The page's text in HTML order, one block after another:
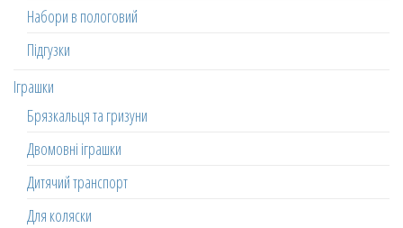
Набори в пологовий
Підгузки
Іграшки
Брязкальця та гризуни
Двомовні іграшки
Дитячий транспорт
Для коляски